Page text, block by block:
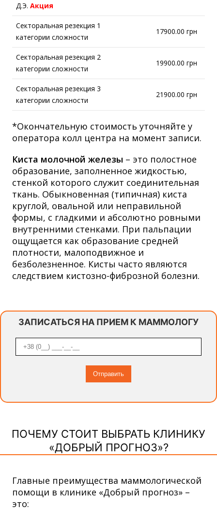
Д.Э. Акция
Секторальная резекция 1
категории сложности
17900.00 грн
Секторальная резекция 2
категории сложности
19900.00 грн
Секторальная резекция 3
категории сложности
21900.00 грн
*Окончательную стоимость уточняйте у
оператора колл центра на момент записи.
Киста молочной железы – это полостное
образование, заполненное жидкостью,
стенкой которого служит соединительная
ткань. Обыкновенная (типичная) киста
круглой, овальной или неправильной
формы, с гладкими и абсолютно ровными
внутренними стенками. При пальпации
ощущается как образование средней
плотности, малоподвижное и
безболезненное. Кисты часто являются
следствием кистозно-фиброзной болезни.
ЗАПИСАТЬСЯ НА ПРИЕМ К МАММОЛОГУ
ПОЧЕМУ СТОИТ ВЫБРАТЬ КЛИНИКУ
«ДОБРЫЙ ПРОГНОЗ»?
Главные преимущества маммологической
помощи в клинике «Добрый прогноз» –
это: